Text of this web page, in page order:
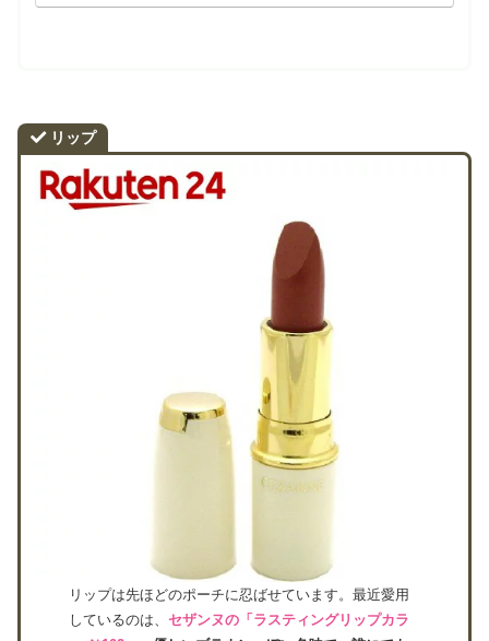
リップ
リップは先ほどのポーチに忍ばせています。最近愛用
しているのは、 セザンヌの「ラスティングリップカラ